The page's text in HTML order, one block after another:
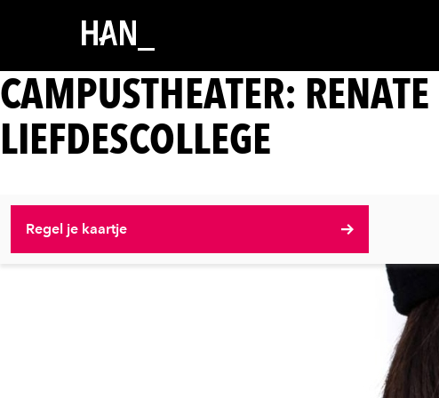
CAMPUSTHEATER:
LIEFDESCOLLEGE
Regel je kaartje